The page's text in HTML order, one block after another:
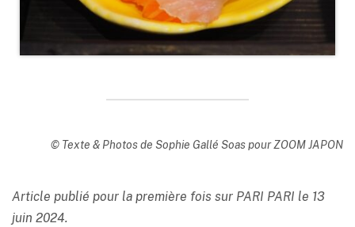
© Texte & Photos de Sophie Gallé Soas pour ZOOM JAPON
Article publié pour la première fois sur PARI PARI le 13
juin 2024.